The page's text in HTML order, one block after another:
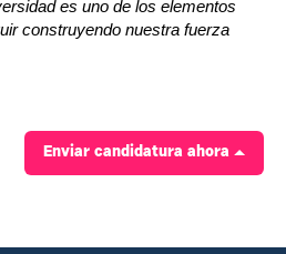
es uno de los elementos
construyendo nuestra fuerza
Enviar candidatura ahora